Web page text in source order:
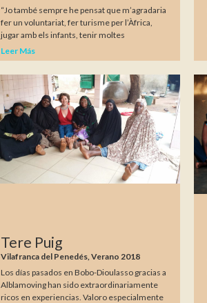
“Jo també sempre he pensat que m’agradaria
fer un voluntariat, fer turisme per l’Àfrica,
jugar amb els infants, tenir moltes
Leer Más
Tere Puig
Vilafranca del Penedés, Verano 2018
Los días pasados en Bobo-Dioulasso gracias a
Alblamoving han sido extraordinariamente
ricos en experiencias. Valoro especialmente